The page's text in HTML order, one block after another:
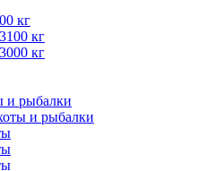
кг
кг
кг
и рыбалки
и рыбалки